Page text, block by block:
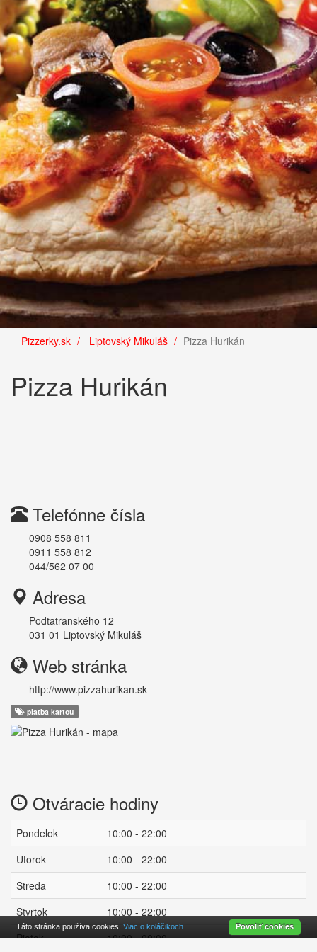
Pizzerky.sk Liptovský Mikuláš Pizza Hurikán
Pizza Hurikán
Telefónne čísla
0908 558 811
0911 558 812
044/562 07 00
Adresa
Podtatranského 12
031 01 Liptovský Mikuláš
Web stránka
http://www.pizzahurikan.sk
platba kartou
Otváracie hodiny
Pondelok
10:00 - 22:00
Utorok
10:00 - 22:00
Streda
10:00 - 22:00
Štvrtok
10:00 - 22:00
Piatok
10:00 - 00:00
Táto stránka používa cookies. Viac o koláčikoch Povoliť cookies